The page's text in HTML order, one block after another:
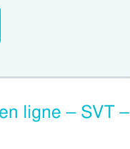
ligne – SVT –